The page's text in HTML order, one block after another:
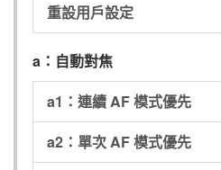
重設用戶設定
a：自動對焦
a1：連續 AF 模式優先
a2：單次 AF 模式優先